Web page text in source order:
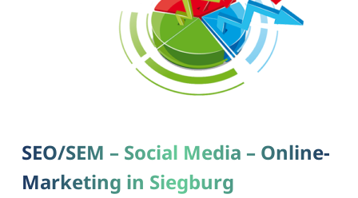
SEO/SEM – Social Media – Online-
Marketing in Siegburg